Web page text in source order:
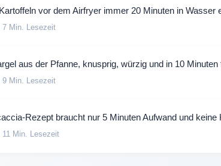
vor dem Airfryer immer 20 Minuten in Wasser
7 Min. Lesezeit
aus der Pfanne, knusprig, würzig und in 10 Minuten
9 Min. Lesezeit
Rezept braucht nur 5 Minuten Aufwand und keine
11 Min. Lesezeit